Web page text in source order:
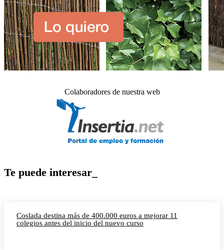
Colaboradores de nuestra web
Te puede interesar_
Coslada destina más de 400.000 euros a mejorar 11
colegios antes del inicio del nuevo curso